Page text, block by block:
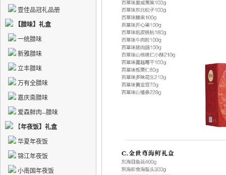
壹佳品冠礼品册
【腊味】礼盒
一统腊味
新雅腊味
立丰腊味
万有全腊味
嘉庆斋腊味
爱森鲜肉--腊味
【年夜饭】礼盒
华夏年夜饭
锦江年夜饭
小南国年夜饭